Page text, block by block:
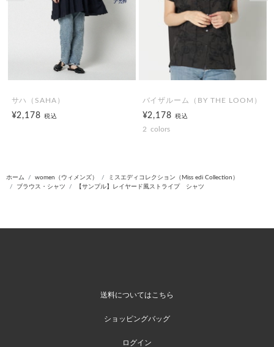
サハ（SAHA）
¥2,178税込
バイザルーム（BY THE LOOM）
¥2,178税込
2 colors
ホーム women（ウィメンズ）
ミスエディコレクション（Miss edi Collection）
ブラウス・シャツ
【サンプル】レイヤード風ストライプ シャツ
送料についてはこちら
ショッピングバッグ
ログイン